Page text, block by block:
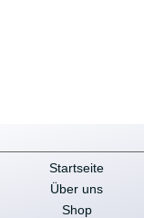
Startseite
Über uns
Shop